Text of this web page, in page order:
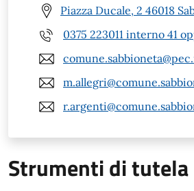
Piazza Ducale, 2 46018
0375 223011 interno 41
Strumenti di tutela